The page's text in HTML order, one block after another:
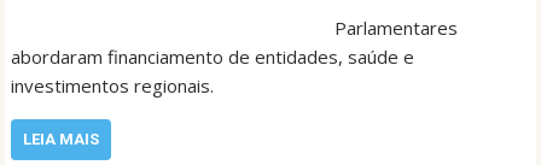
Parlamentares
abordaram financiamento de entidades, saúde e
investimentos regionais.
LEIA MAIS